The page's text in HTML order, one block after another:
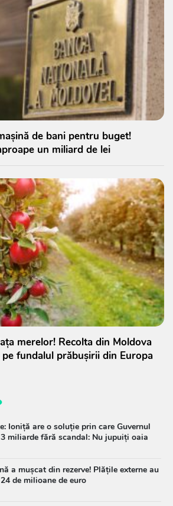
de bani pentru buget!
un miliard de lei
merelor! Recolta din Moldova
fundalul prăbușirii din Europa
Ioniță are o soluție prin care Guvernul
miliarde fără scandal: Nu jupuiți oaia
a mușcat din rezerve! Plățile externe au
de milioane de euro